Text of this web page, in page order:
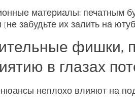
материалы: печатным
забудьте их залить на
фишки,
в глазах
неплохо влияют на